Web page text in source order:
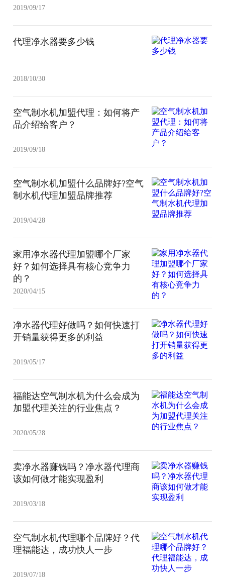
2019/09/17
代理净水器要多少钱
2018/10/30
空气制水机加盟代理：如何将产
品介绍给客户？
2019/09/18
空气制水机加盟什么品牌好?空气
制水机代理加盟品牌推荐
2019/04/28
家用净水器代理加盟哪个厂家
好？如何选择具有核心竞争力
的？
2020/04/15
净水器代理好做吗？如何快速打
开销量获得更多的利益
2019/05/17
福能达空气制水机为什么会成为
加盟代理关注的行业焦点？
2020/05/28
卖净水器赚钱吗？净水器代理商
该如何做才能实现盈利
2019/03/18
空气制水机代理哪个品牌好？代
理福能达，成功快人一步
2019/07/18